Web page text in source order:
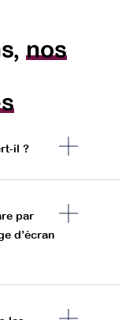
nos
il ?
par
d’écran